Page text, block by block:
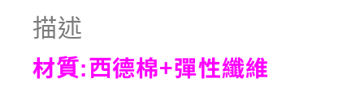
描述
材質:西德棉+彈性纖維